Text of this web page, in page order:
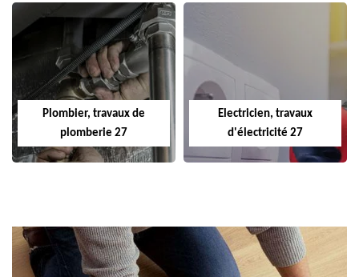
Plombier, travaux de
plomberie 27
Electricien, travaux
d'électricité 27